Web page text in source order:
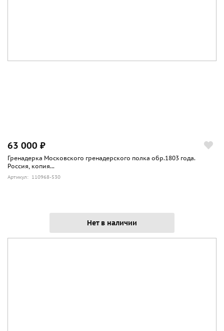
63 000 ₽
Гренадерка Московского гренадерского полка обр.1803 года.
Россия, копия...
Артикул: 110968-530
Нет в наличии